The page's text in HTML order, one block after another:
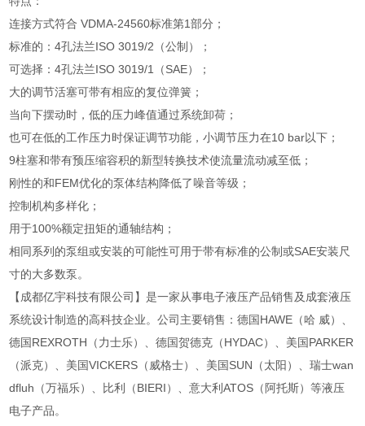
连接方式符合 VDMA-24560标准第1部分；
标准的：4孔法兰ISO 3019/2（公制）；
可选择：4孔法兰ISO 3019/1（SAE）；
大的调节活塞可带有相应的复位弹簧；
当向下摆动时，低的压力峰值通过系统卸荷；
也可在低的工作压力时保证调节功能，小调节压力在10 bar以下；
9柱塞和带有预压缩容积的新型转换技术使流量流动减至低；
刚性的和FEM优化的泵体结构降低了噪音等级；
控制机构多样化；
用于100%额定扭矩的通轴结构；
相同系列的泵组或安装的可能性可用于带有标准的公制或SAE安装尺
寸的大多数泵。
【成都亿宇科技有限公司】是一家从事电子液压产品销售及成套液压
系统设计制造的高科技企业。公司主要销售：德国HAWE（哈 威）、
德国REXROTH（力士乐）、德国贺德克（HYDAC）、美国PARKER
（派克）、美国VICKERS（威格士）、美国SUN（太阳）、瑞士wan
dfluh（万福乐）、比利（BIERI）、意大利ATOS（阿托斯）等液压
电子产品。